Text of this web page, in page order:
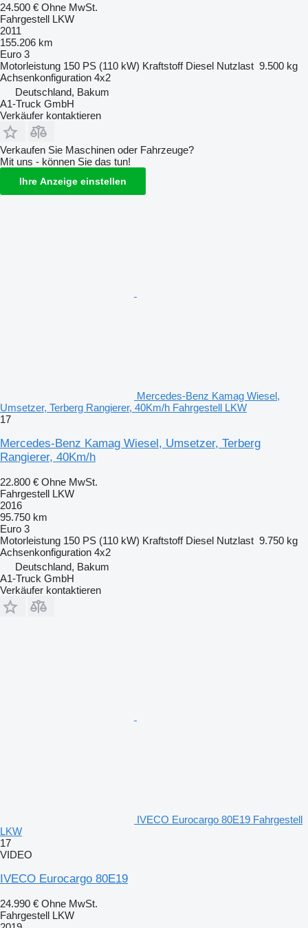
24.500 € Ohne MwSt.
Fahrgestell LKW
2011
155.206 km
Euro 3
Motorleistung 150 PS (110 kW) Kraftstoff Diesel Nutzlast 9.500 kg
Achsenkonfiguration 4x2
Deutschland, Bakum
A1-Truck GmbH
Verkäufer kontaktieren
Verkaufen Sie Maschinen oder Fahrzeuge?
Mit uns - können Sie das tun!
Ihre Anzeige einstellen
Mercedes-Benz Kamag Wiesel,
Umsetzer, Terberg Rangierer, 40Km/h Fahrgestell LKW
17
Mercedes-Benz Kamag Wiesel, Umsetzer, Terberg
Rangierer, 40Km/h
22.800 € Ohne MwSt.
Fahrgestell LKW
2016
95.750 km
Euro 3
Motorleistung 150 PS (110 kW) Kraftstoff Diesel Nutzlast 9.750 kg
Achsenkonfiguration 4x2
Deutschland, Bakum
A1-Truck GmbH
Verkäufer kontaktieren
IVECO Eurocargo 80E19 Fahrgestell
LKW
17
VIDEO
IVECO Eurocargo 80E19
24.990 € Ohne MwSt.
Fahrgestell LKW